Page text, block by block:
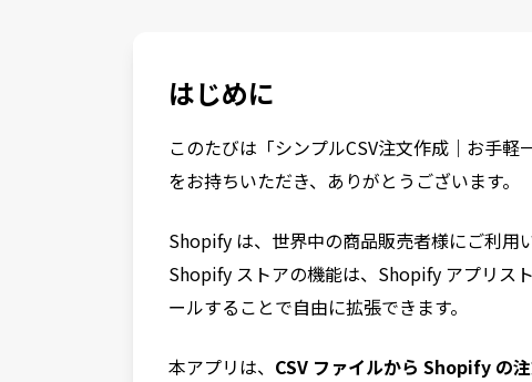
はじめに
このたびは「シンプルCSV注文作成｜お手
をお持ちいただき、ありがとうございます。
Shopify は、世界中の商品販売者様にご利用
Shopify ストアの機能は、Shopify アプリス
ールすることで自由に拡張できます。
本アプリは、 CSV ファイルから Shopify の